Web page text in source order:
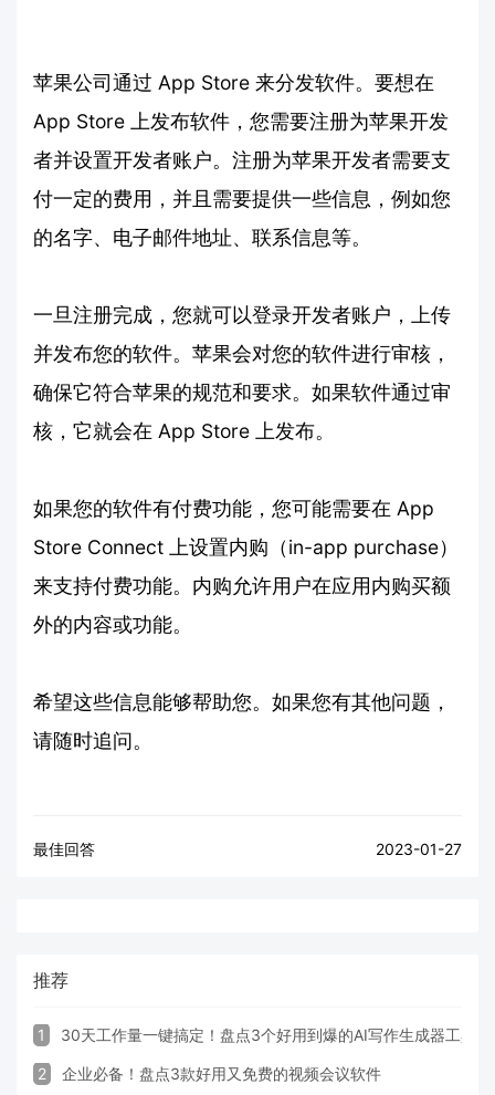
苹果公司通过 App Store 来分发软件。要想在
App Store 上发布软件，您需要注册为苹果开发
者并设置开发者账户。注册为苹果开发者需要支
付一定的费用，并且需要提供一些信息，例如您
的名字、电子邮件地址、联系信息等。
一旦注册完成，您就可以登录开发者账户，上传
并发布您的软件。苹果会对您的软件进行审核，
确保它符合苹果的规范和要求。如果软件通过审
核，它就会在 App Store 上发布。
如果您的软件有付费功能，您可能需要在 App
Store Connect 上设置内购（in-app purchase）
来支持付费功能。内购允许用户在应用内购买额
外的内容或功能。
希望这些信息能够帮助您。如果您有其他问题，
请随时追问。
最佳回答 2023-01-27
推荐
1 30天工作量一键搞定！盘点3个好用到爆的AI写作生成器工具
2 企业必备！盘点3款好用又免费的视频会议软件